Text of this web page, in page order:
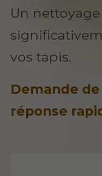
Un
vos tapis.
Demande
réponse